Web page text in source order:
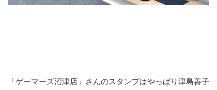
「ゲーマーズ沼津店」さんのスタンプはやっぱり津島善子